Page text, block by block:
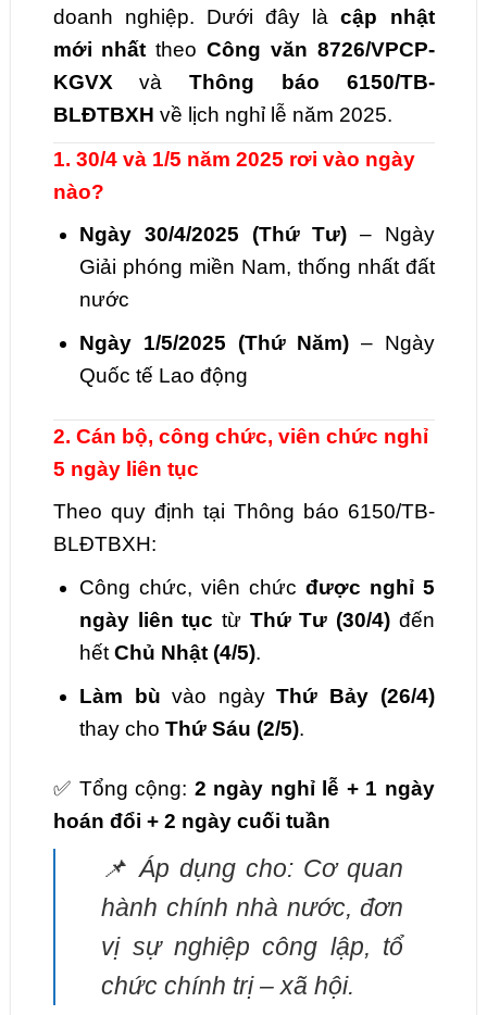
doanh nghiệp. Dưới đây làcập nhật
mới nhất theo Công văn 8726/VPCP-
KGVX và Thông báo 6150/TB-
BLĐTBXH về lịch nghỉ lễ năm 2025.
1. 30/4 và 1/5 năm 2025 rơi vào ngày
nào?
Ngày 30/4/2025 (Thứ Tư) – Ngày
Giải phóng miền Nam, thống nhất đất
nước
Ngày 1/5/2025 (Thứ Năm) – Ngày
Quốc tế Lao động
2. Cán bộ, công chức, viên chức nghỉ
5 ngày liên tục
Theo quy định tại Thông báo 6150/TB-
BLĐTBXH:
Công chức, viên chức được nghỉ 5
ngày liên tục từ Thứ Tư (30/4)đến
hếtChủ Nhật (4/5).
Làm bù vào ngàyThứ Bảy (26/4)
thay choThứ Sáu (2/5).
✅ Tổng cộng: 2 ngày nghỉ lễ + 1 ngày
hoán đổi + 2 ngày cuối tuần
📌 Áp dụng cho: Cơ quan
hành chính nhà nước, đơn
vị sự nghiệp công lập, tổ
chức chính trị – xã hội.